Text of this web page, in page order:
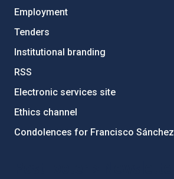
Employment
Tenders
Institutional branding
RSS
Electronic services site
Ethics channel
Condolences for Francisco Sánchez